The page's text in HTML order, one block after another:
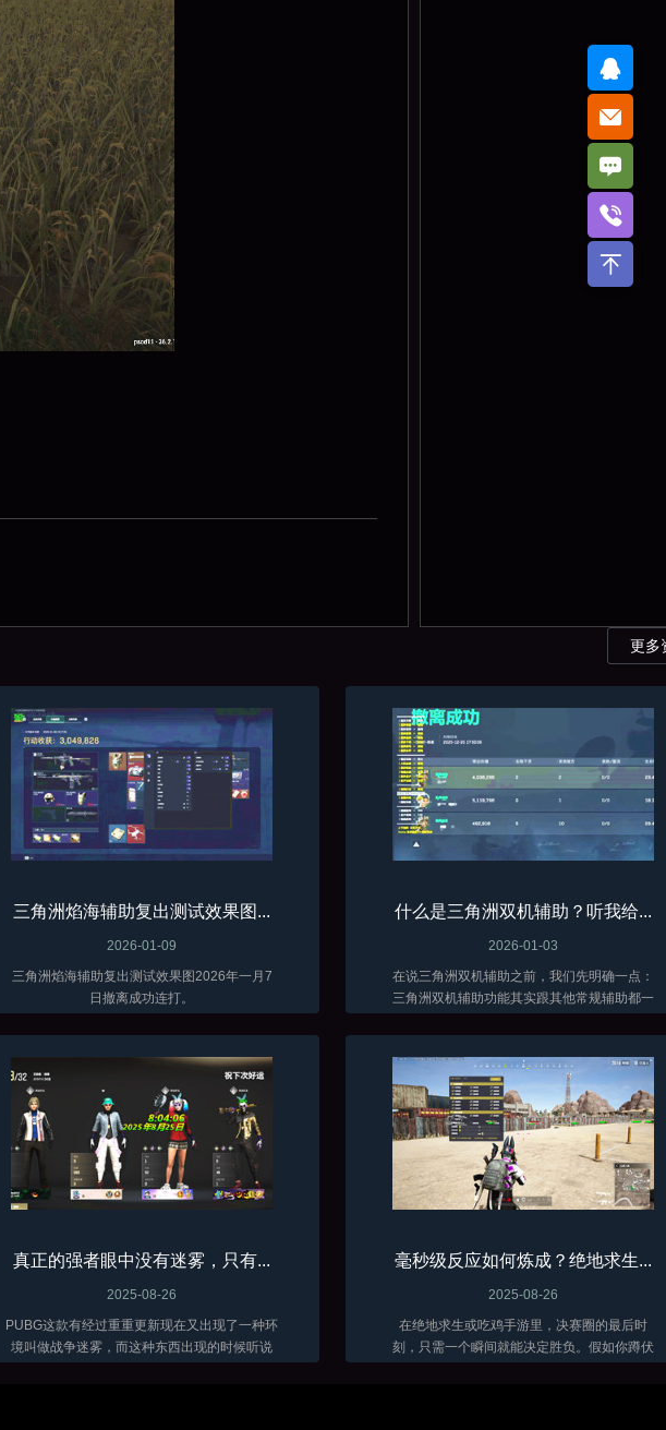
更多
三角洲焰海辅助复出测试效果图...
2026-01-09
三角洲焰海辅助复出测试效果图2026年一月7
日撤离成功连打。
什么是三角洲双机辅助？听我给...
2026-01-03
在说三角洲双机辅助之前，我们先明确一点：
三角洲双机辅助功能其实跟其他常规辅助都一
视、自瞄、骨骼显示、人物加速、无限子弹、...
真正的强者眼中没有迷雾，只有...
2025-08-26
PUBG这款有经过重重更新现在又出现了一种环
境叫做战争迷雾，而这种东西出现的时候听说
毫秒级反应如何炼成？绝地求生...
2025-08-26
在绝地求生或吃鸡手游里，决赛圈的最后时
刻，只需一个瞬间就能决定胜负。假如你蹲伏